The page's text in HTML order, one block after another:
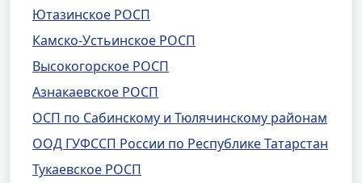
Ютазинское РОСП
Камско-Устьинское РОСП
Высокогорское РОСП
Азнакаевское РОСП
ОСП по Сабинскому и Тюлячинскому районам
ООД ГУФССП России по Республике Татарстан
Тукаевское РОСП